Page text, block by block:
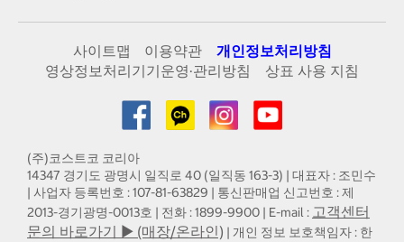
사이트맵 이용약관
개인정보처리방침
영상정보처리기기운영·관리방침
상표 사용 지침
(주)코스트코 코리아
14347 경기도 광명시 일직로 40 (일직동 163-3) | 대표자 : 조민수
| 사업자 등록번호 : 107-81-63829 | 통신판매업 신고번호 : 제
2013-경기광명-0013호 | 전화 : 1899-9900 | E-mail : 고객센터
문의 바로가기 ▶ (매장/온라인) | 개인 정보 보호책임자 : 한